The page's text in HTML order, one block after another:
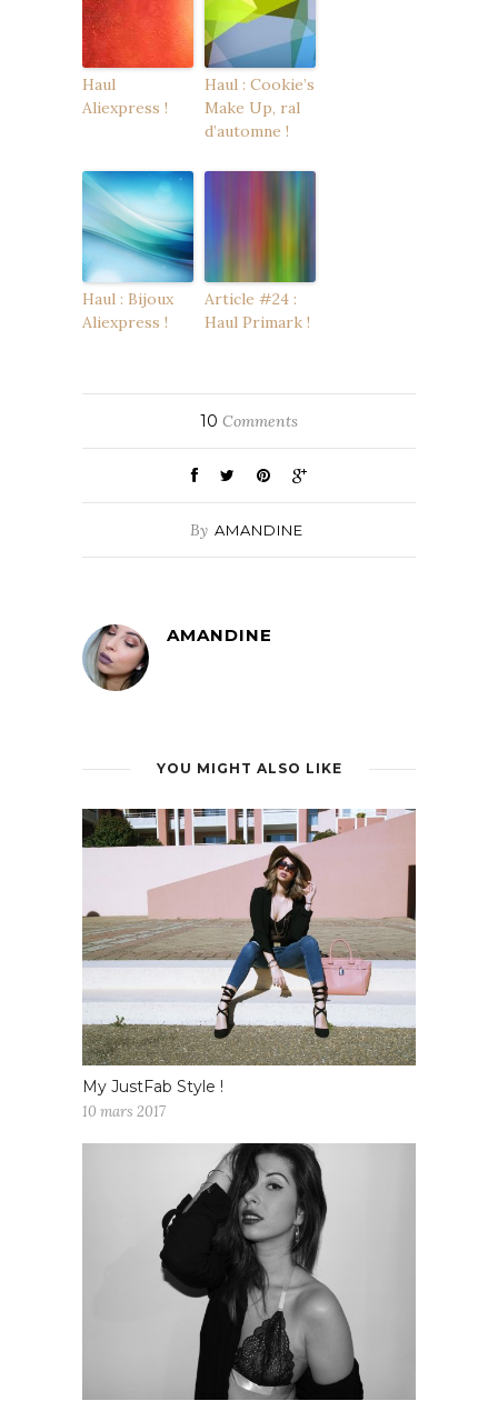
Haul
Aliexpress !
Haul : Cookie’s
Make Up, ral
d’automne !
Haul : Bijoux
Aliexpress !
Article #24 :
Haul Primark !
10 Comments
By AMANDINE
AMANDINE
YOU MIGHT ALSO LIKE
My JustFab Style !
10 mars 2017